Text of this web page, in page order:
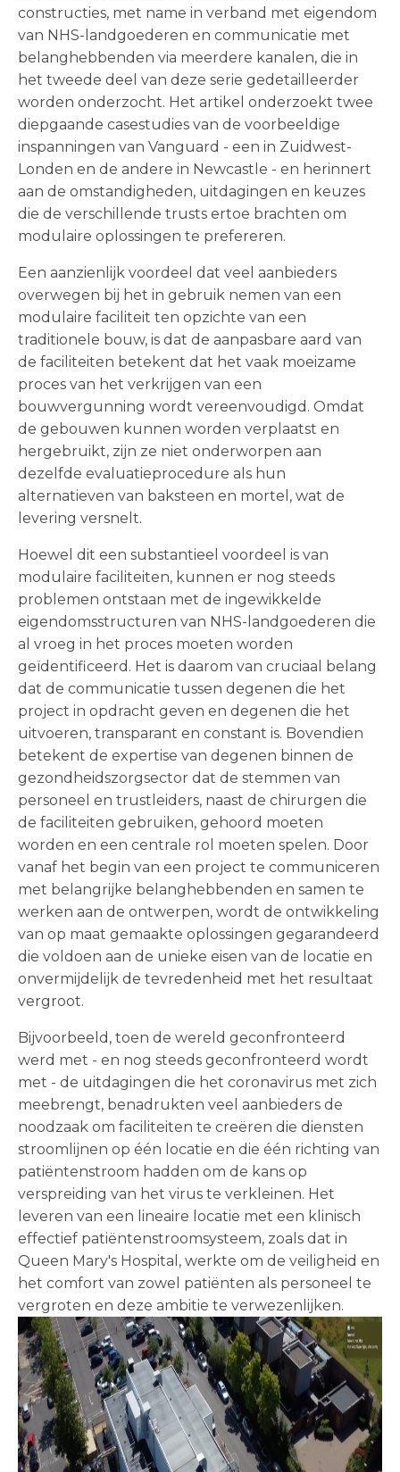
constructies, met name in verband met eigendom
van NHS-landgoederen en communicatie met
belanghebbenden via meerdere kanalen, die in
het tweede deel van deze serie gedetailleerder
worden onderzocht. Het artikel onderzoekt twee
diepgaande casestudies van de voorbeeldige
inspanningen van Vanguard - een in Zuidwest-
Londen en de andere in Newcastle - en herinnert
aan de omstandigheden, uitdagingen en keuzes
die de verschillende trusts ertoe brachten om
modulaire oplossingen te prefereren.
Een aanzienlijk voordeel dat veel aanbieders
overwegen bij het in gebruik nemen van een
modulaire faciliteit ten opzichte van een
traditionele bouw, is dat de aanpasbare aard van
de faciliteiten betekent dat het vaak moeizame
proces van het verkrijgen van een
bouwvergunning wordt vereenvoudigd. Omdat
de gebouwen kunnen worden verplaatst en
hergebruikt, zijn ze niet onderworpen aan
dezelfde evaluatieprocedure als hun
alternatieven van baksteen en mortel, wat de
levering versnelt.
Hoewel dit een substantieel voordeel is van
modulaire faciliteiten, kunnen er nog steeds
problemen ontstaan met de ingewikkelde
eigendomsstructuren van NHS-landgoederen die
al vroeg in het proces moeten worden
geïdentificeerd. Het is daarom van cruciaal belang
dat de communicatie tussen degenen die het
project in opdracht geven en degenen die het
uitvoeren, transparant en constant is. Bovendien
betekent de expertise van degenen binnen de
gezondheidszorgsector dat de stemmen van
personeel en trustleiders, naast de chirurgen die
de faciliteiten gebruiken, gehoord moeten
worden en een centrale rol moeten spelen. Door
vanaf het begin van een project te communiceren
met belangrijke belanghebbenden en samen te
werken aan de ontwerpen, wordt de ontwikkeling
van op maat gemaakte oplossingen gegarandeerd
die voldoen aan de unieke eisen van de locatie en
onvermijdelijk de tevredenheid met het resultaat
vergroot.
Bijvoorbeeld, toen de wereld geconfronteerd
werd met - en nog steeds geconfronteerd wordt
met - de uitdagingen die het coronavirus met zich
meebrengt, benadrukten veel aanbieders de
noodzaak om faciliteiten te creëren die diensten
stroomlijnen op één locatie en die één richting van
patiëntenstroom hadden om de kans op
verspreiding van het virus te verkleinen. Het
leveren van een lineaire locatie met een klinisch
effectief patiëntenstroomsysteem, zoals dat in
Queen Mary's Hospital, werkte om de veiligheid en
het comfort van zowel patiënten als personeel te
vergroten en deze ambitie te verwezenlijken.